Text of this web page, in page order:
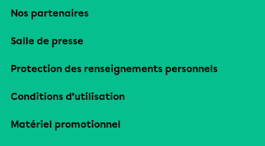
Nos partenaires
Salle de presse
Protection des renseignements personnels
Conditions d’utilisation
Matériel promotionnel